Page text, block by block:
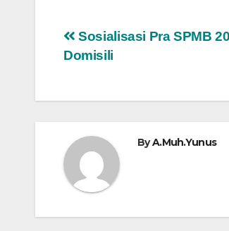
Navigasi
Sosialisasi Pra SPMB
Domisili
ByA.Muh.Yunus